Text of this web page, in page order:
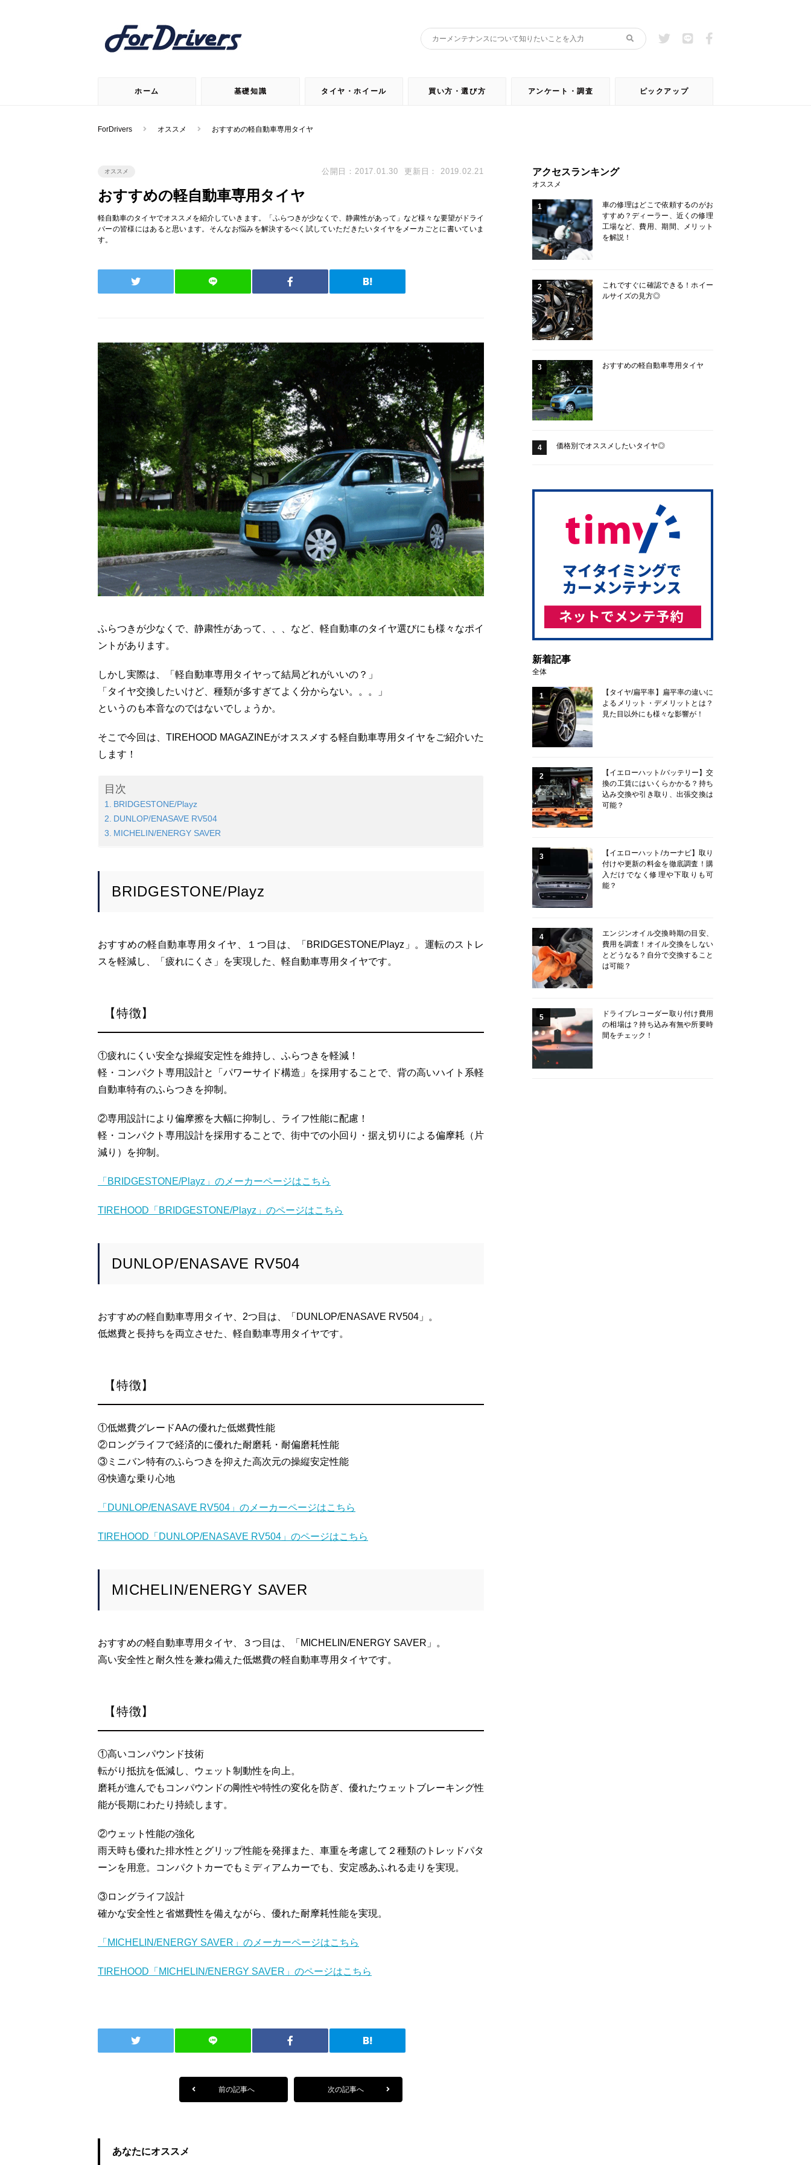
ホーム 基礎知識 タイヤ・ホイール 買い方・選び方 アンケート・調査 ピックアップ
ForDrivers オススメ おすすめの軽自動車専用タイヤ
オススメ 公開日：2017.01.30 更新日： 2019.02.21
おすすめの軽自動車専用タイヤ
軽自動車のタイヤでオススメを紹介していきます。「ふらつきが少なくで、静粛性があって」など様々な要望がドライ
バーの皆様にはあると思います。そんなお悩みを解決するべく試していただきたいタイヤをメーカごとに書いていま
す。
ふらつきが少なくで、静粛性があって、、、 など、軽自動車のタイヤ選びにも様々なポイ
ントがあります。
しかし実際は、
「軽自動車専用タイヤって結局どれがいいの？」
「タイヤ交換したいけど、種類が多すぎてよく分からない。。。」
というのも本音なのではないでしょうか。
そこで今回は、TIREHOOD MAGAZINEがオススメする軽自動車専用タイヤをご紹介いた
します！
目次
BRIDGESTONE/Playz
DUNLOP/ENASAVE RV504
MICHELIN/ENERGY SAVER
BRIDGESTONE/Playz
おすすめの軽自動車専用タイヤ、１つ目は、 「BRIDGESTONE/Playz」。 運転のストレ
スを軽減し、「疲れにくさ」を実現した、軽自動車専用タイヤです。
【特徴】
①疲れにくい安全な操縦安定性を維持し、ふらつきを軽減！
軽・コンパクト専用設計と「パワーサイド構造」を採用することで、 背の高いハイト系軽
自動車特有のふらつきを抑制。
②専用設計により偏摩擦を大幅に抑制し、ライフ性能に配慮！
軽・コンパクト専用設計を採用することで、 街中での小回り・据え切りによる偏摩耗（片
減り）を抑制。
「BRIDGESTONE/Playz」のメーカーページはこちら
TIREHOOD「BRIDGESTONE/Playz」のページはこちら
DUNLOP/ENASAVE RV504
おすすめの軽自動車専用タイヤ、2つ目は、 「 DUNLOP/ENASAVE RV504」。
低燃費と長持ちを両立させた、軽自動車専用タイヤです。
【特徴】
①低燃費グレードAAの優れた低燃費性能
②ロングライフで経済的に優れた耐磨耗・耐偏磨耗性能
③ミニバン特有のふらつきを抑えた高次元の操縦安定性能
④快適な乗り心地
「DUNLOP/ENASAVE RV504」のメーカーページはこちら
TIREHOOD「DUNLOP/ENASAVE RV504」のページはこちら
MICHELIN/ENERGY SAVER
おすすめの軽自動車専用タイヤ、３つ目は、 「MICHELIN/ENERGY SAVER 」
。
高い安全性と耐久性を兼ね備えた低燃費の軽自動車専用タイヤです。
【特徴】
①高いコンパウンド技術
転がり抵抗を低減し、ウェット制動性を向上。
磨耗が進んでもコンパウンドの剛性や特性の変化を防ぎ、 優れたウェットブレーキング性
能が長期にわたり持続します。
②ウェット性能の強化
雨天時も優れた排水性とグリップ性能を発揮また、車重を考慮して２種類のトレッドパタ
ーンを用意。コンパクトカーでもミディアムカーでも、安定感あふれる走りを実現。
③ロングライフ設計
確かな安全性と省燃費性を備えながら、優れた耐摩耗性能を実現。
「MICHELIN/ENERGY SAVER 」のメーカーページはこちら
TIREHOOD 「MICHELIN/ENERGY SAVER 」 のページはこちら
前の記事へ 次の記事へ
あなたにオススメ
アクセスランキング
オススメ
1
車の修理はどこで依頼するのがお
すすめ？ディーラー、近くの修理
工場など、費用、期間、メリット
を解説！
2
これですぐに確認できる！ホイー
ルサイズの見方◎
3 おすすめの軽自動車専用タイヤ
4 価格別でオススメしたいタイヤ◎
新着記事
全体
1
【タイヤ/扁平率】扁平率の違いに
よるメリット・デメリットとは？
見た目以外にも様々な影響が！
2
【イエローハット/バッテリー】交
換の工賃にはいくらかかる？持ち
込み交換や引き取り、出張交換は
可能？
3
【イエローハット/カーナビ】取り
付けや更新の料金を徹底調査！購
入だけでなく修理や下取りも可
能？
4
エンジンオイル交換時期の目安、
費用を調査！オイル交換をしない
とどうなる？自分で交換すること
は可能？
5
ドライブレコーダー取り付け費用
の相場は？持ち込み有無や所要時
間をチェック！